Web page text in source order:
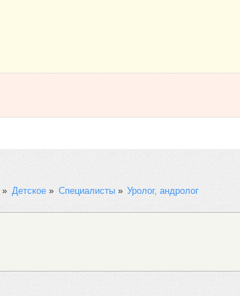
» Детское» Специалисты» Уролог, андролог